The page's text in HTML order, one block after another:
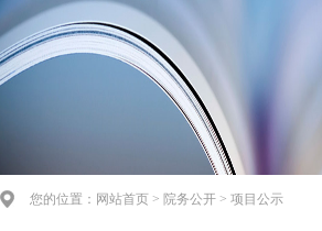
您的位置：网站首页 > 院务公开 > 项目公示